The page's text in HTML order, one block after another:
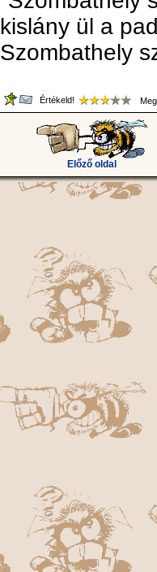
kislány ül a
Szombathely
Értékeld!
Előző oldal